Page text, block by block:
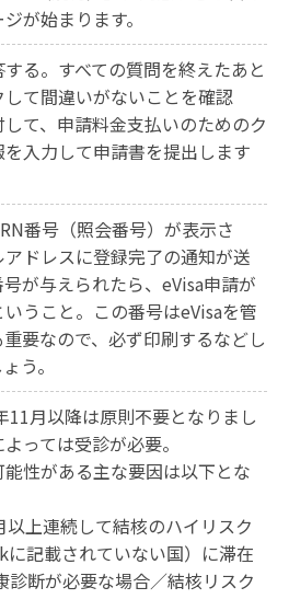
が始まります。
る。すべての質問を終えたあと
て間違いがないことを確認
て、申請料金支払いのためのク
入力して申請書を提出します
番号（照会番号）が表示さ
ドレスに登録完了の通知が送
が与えられたら、eVisa申請が
うこと。この番号はeVisaを管
要なので、必ず印刷するなどし
う。
11月以降は原則不要となりまし
っては受診が必要。
性がある主な要因は以下とな
以上連続して結核のハイリスク
記載されていない国）に滞在
診断が必要な場合／結核リスク